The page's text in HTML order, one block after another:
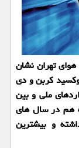
۱۶ ساله آلودگی هوای تهران نشان
كربن و دی
ملی و بین
هم در سال های
۱۱ درصدی داشته و بیشترین